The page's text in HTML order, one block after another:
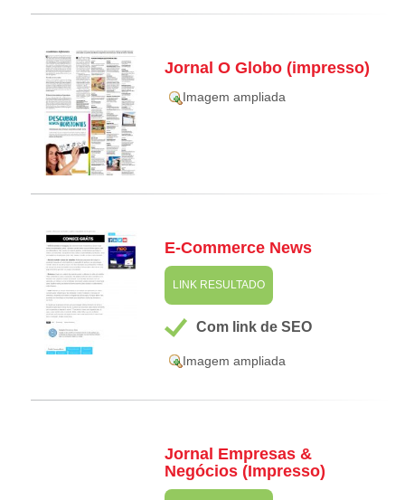
Jornal O Globo (impresso)
Imagem ampliada
E-Commerce News
LINK RESULTADO
Com link de SEO
Imagem ampliada
Jornal Empresas &
Negócios (Impresso)